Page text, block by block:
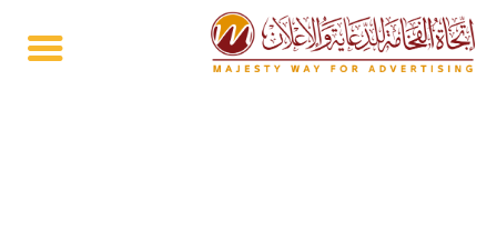
تخطي
إلى
المحتوى